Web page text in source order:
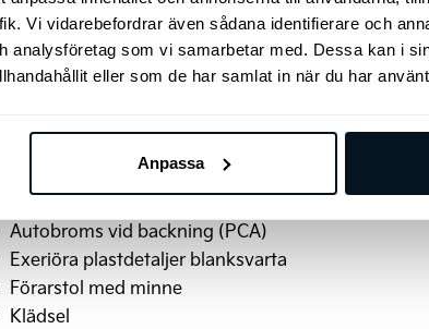
Vi vidarebefordrar även sådana identifierare och
analysföretag som vi samarbetar med. Dessa kan i
eller som de har samlat in när du har
Anpassa
Takreling
Vätskekylt batteri
Passagerarstol
LED bakljus (sida och baklucka)
V2L
Autobroms vid backning (PCA)
Exeriöra plastdetaljer blanksvarta
Förarstol med minne
Klädsel